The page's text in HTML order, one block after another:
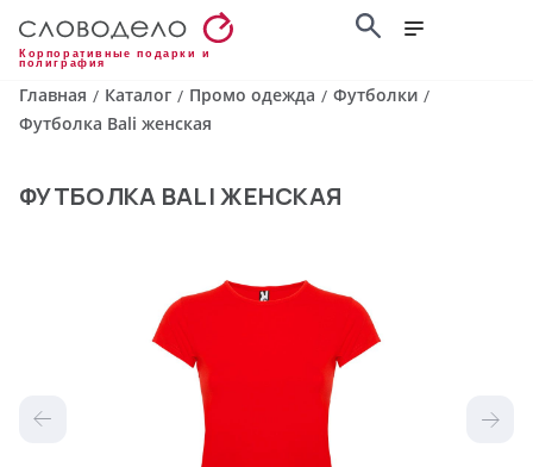
Корпоративные подарки и
полиграфия
Главная / Каталог / Промо одежда / Футболки /
Футболка Bali женская
ФУТБОЛКА BALI ЖЕНСКАЯ